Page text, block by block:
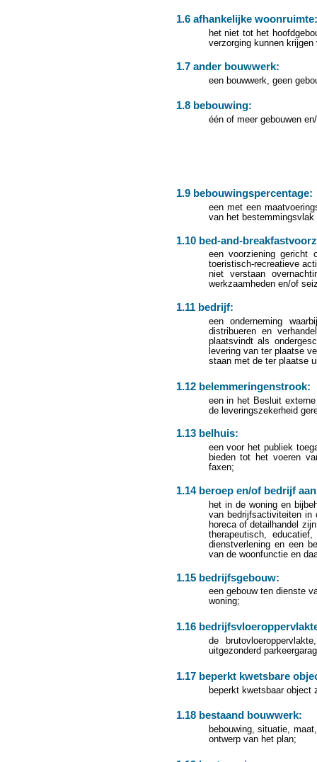
1.6 afhankelijke
het niet tot het
verzorging kunnen
1.7 ander bouwwerk:
een bouwwerk, geen
1.8 bebouwing:
één of meer gebouwen
1.9 bebouwingspercentage:
een met een
van het bestemmingsvlak
1.10 bed-and-
een voorziening gericht
toeristisch-recreatieve
niet verstaan
werkzaamheden en/of
1.11 bedrijf:
een onderneming
distribueren en
plaatsvindt als
levering van ter plaatse
staan met de ter plaatse
1.12 belemmeringenstrook:
een in het Besluit
de leveringszekerheid
1.13 belhuis:
een voor het publiek
bieden tot het voeren
faxen;
1.14 beroep en/of bedrijf
het in de woning en
van bedrijfsactiviteiten in
horeca of detailhandel
therapeutisch,
dienstverlening en een
van de woonfunctie en
1.15 bedrijfsgebouw:
een gebouw ten dienste
woning;
1.16
de
uitgezonderd
1.17 beperkt kwetsbare
beperkt kwetsbaar object
1.18 bestaand bouwwerk:
bebouwing, situatie,
ontwerp van het plan;